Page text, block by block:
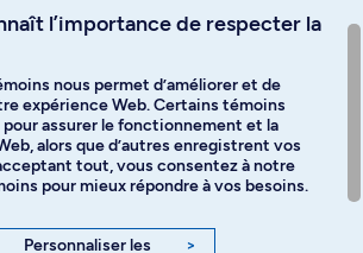
Instagram
YouTube
l’importance de respecter la
nous permet d’améliorer et de
expérience Web. Certains témoins
assurer le fonctionnement et la
alors que d’autres enregistrent vos
tout, vous consentez à notre
pour mieux répondre à vos besoins.
Personnaliser les >